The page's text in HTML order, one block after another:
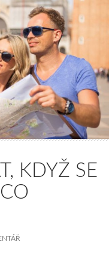
KDYŽ SE